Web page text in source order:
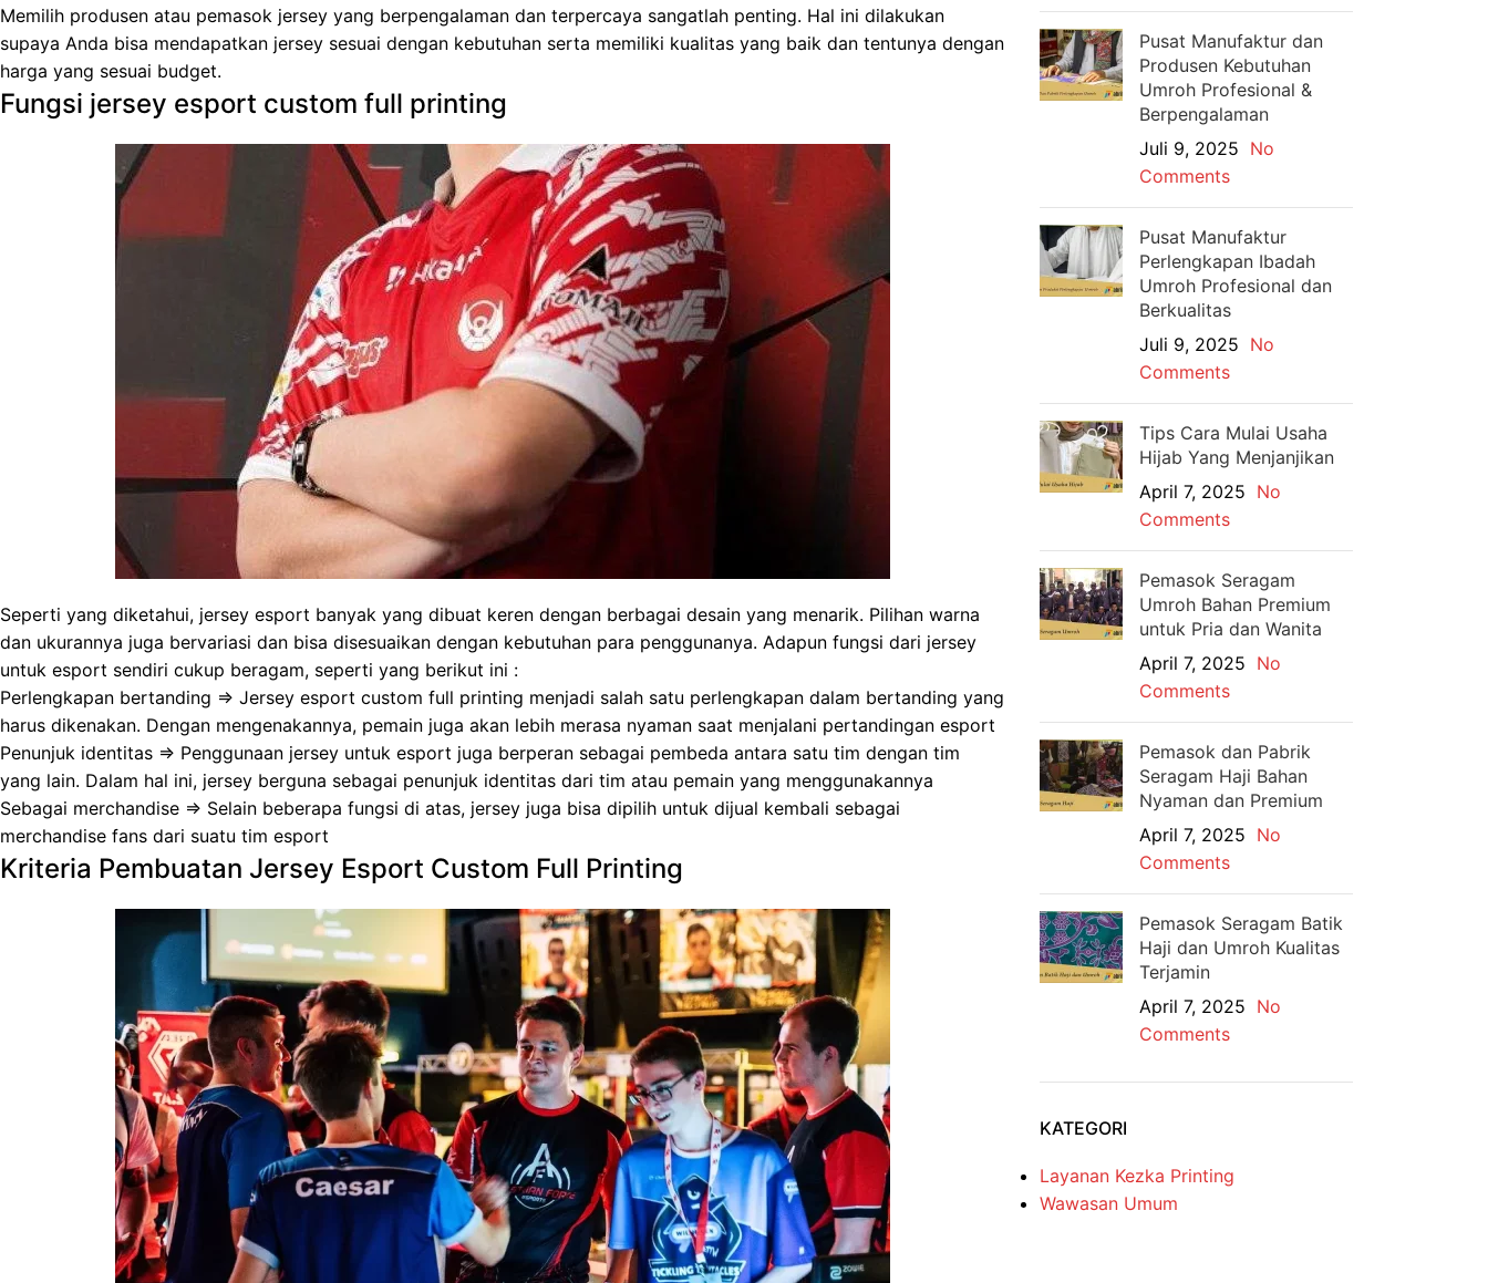
Memilih produsen atau pemasok jersey yang berpengalaman dan terpercaya sangatlah penting. Hal ini dilakukan
supaya Anda bisa mendapatkan jersey sesuai dengan kebutuhan serta memiliki kualitas yang baik dan tentunya dengan
harga yang sesuai budget.
Fungsi jersey esport custom full printing
Seperti yang diketahui, jersey esport banyak yang dibuat keren dengan berbagai desain yang menarik. Pilihan warna
dan ukurannya juga bervariasi dan bisa disesuaikan dengan kebutuhan para penggunanya. Adapun fungsi dari jersey
untuk esport sendiri cukup beragam, seperti yang berikut ini :
Perlengkapan bertanding => Jersey esport custom full printing menjadi salah satu perlengkapan dalam bertanding yang
harus dikenakan. Dengan mengenakannya, pemain juga akan lebih merasa nyaman saat menjalani pertandingan esport
Penunjuk identitas => Penggunaan jersey untuk esport juga berperan sebagai pembeda antara satu tim dengan tim
yang lain. Dalam hal ini, jersey berguna sebagai penunjuk identitas dari tim atau pemain yang menggunakannya
Sebagai merchandise => Selain beberapa fungsi di atas, jersey juga bisa dipilih untuk dijual kembali sebagai
merchandise fans dari suatu tim esport
Kriteria Pembuatan Jersey Esport Custom Full Printing
Pusat Manufaktur dan
Produsen Kebutuhan
Umroh Profesional &
Berpengalaman
Juli 9, 2025 No
Comments
Pusat Manufaktur
Perlengkapan Ibadah
Umroh Profesional dan
Berkualitas
Juli 9, 2025 No
Comments
Tips Cara Mulai Usaha
Hijab Yang Menjanjikan
April 7, 2025 No
Comments
Pemasok Seragam
Umroh Bahan Premium
untuk Pria dan Wanita
April 7, 2025 No
Comments
Pemasok dan Pabrik
Seragam Haji Bahan
Nyaman dan Premium
April 7, 2025 No
Comments
Pemasok Seragam Batik
Haji dan Umroh Kualitas
Terjamin
April 7, 2025 No
Comments
KATEGORI
Layanan Kezka Printing
Wawasan Umum